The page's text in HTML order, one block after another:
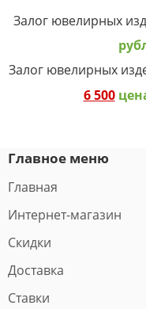
Залог ювелирных
Залог ювелирных
6 500
Главное меню
Главная
Интернет-магазин
Скидки
Доставка
Ставки